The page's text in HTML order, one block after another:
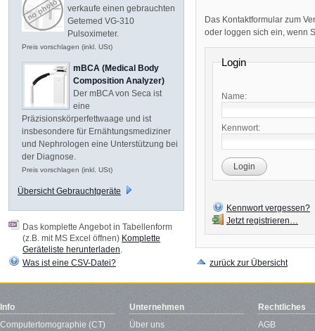
Das Kontaktformular zum
oder loggen sich ein, wenn
Login
Name:
Kennwort:
Login
Kennwort vergessen?
Jetzt registrieren…
zurück zur Übersicht
verkaufe einen gebrauchten
Getemed VG-310
Pulsoximeter.
Preis vorschlagen (inkl. USt)
mBCA (Medical Body
Composition Analyzer)
Der mBCA von Seca ist
eine
Präzisionskörperfettwaage und ist
insbesondere für Ernähtungsmediziner
und Nephrologen eine Unterstützung bei
der Diagnose.
Preis vorschlagen (inkl. USt)
Übersicht Gebrauchtgeräte
Das komplette Angebot in Tabellenform
(z.B. mit MS Excel öffnen) Komplette
Geräteliste herunterladen
Was ist eine CSV-Datei?
Info
Computertomographie (CT)
Unternehmen
Über uns
Rechtliches
AGB